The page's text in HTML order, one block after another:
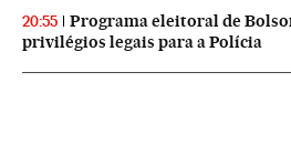
20:55
Programa eleitoral de
privilégios legais para a Polícia